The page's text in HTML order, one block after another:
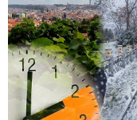
Slovensko to ale
prezident na
Naším zvykem je,
nekoná.
v posledních